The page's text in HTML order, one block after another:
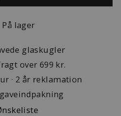
På lager
glaskugler
over 699 kr.
· 2 år reklamation